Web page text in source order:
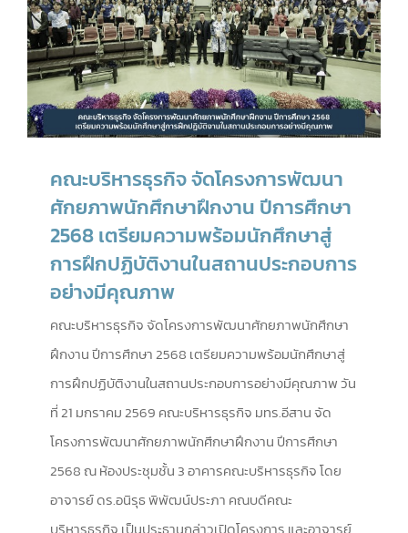
คณะบริหารธุรกิจ จัดโครงการพัฒนา
ศักยภาพนักศึกษาฝึกงาน ปีการศึกษา
2568 เตรียมความพร้อมนักศึกษาสู่
การฝึกปฏิบัติงานในสถานประกอบการ
อย่างมีคุณภาพ
คณะบริหารธุรกิจ จัดโครงการพัฒนาศักยภาพนักศึกษา
ฝึกงาน ปีการศึกษา 2568 เตรียมความพร้อมนักศึกษาสู่
การฝึกปฏิบัติงานในสถานประกอบการอย่างมีคุณภาพ วัน
ที่ 21 มกราคม 2569 คณะบริหารธุรกิจ มทร.อีสาน จัด
โครงการพัฒนาศักยภาพนักศึกษาฝึกงาน ปีการศึกษา
2568 ณ ห้องประชุมชั้น 3 อาคารคณะบริหารธุรกิจ โดย
อาจารย์ ดร.อนิรุธ พิพัฒน์ประภา คณบดีคณะ